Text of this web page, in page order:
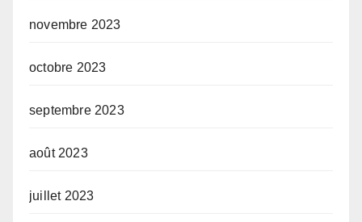
novembre 2023
octobre 2023
septembre 2023
août 2023
juillet 2023